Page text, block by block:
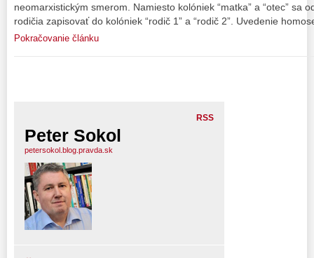
neomarxistickým smerom. Namiesto kolóniek “matka” a “otec” sa
rodičia zapisovať do kolóniek “rodič 1” a “rodič 2”. Uvedenie
Pokračovanie článku
RSS
Peter Sokol
petersokol.blog.pravda.sk